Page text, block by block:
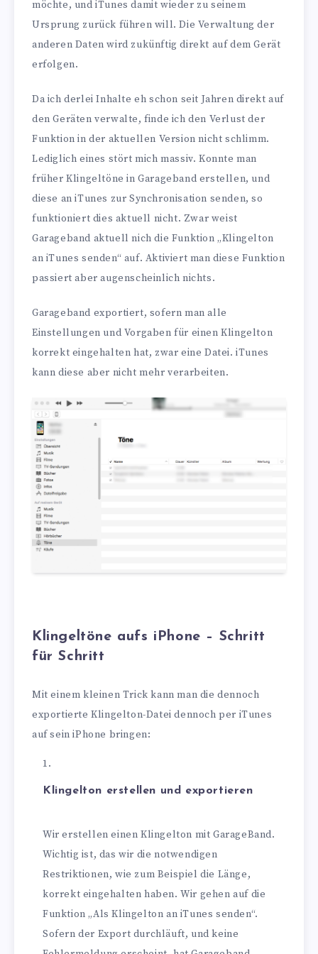
möchte, und iTunes damit wieder zu seinem
Ursprung zurück führen will. Die Verwaltung der
anderen Daten wird zukünftig direkt auf dem Gerät
erfolgen.
Da ich derlei Inhalte eh schon seit Jahren direkt auf
den Geräten verwalte, finde ich den Verlust der
Funktion in der aktuellen Version nicht schlimm.
Lediglich eines stört mich massiv. Konnte man
früher Klingeltöne in Garageband erstellen, und
diese an iTunes zur Synchronisation senden, so
funktioniert dies aktuell nicht. Zwar weist
Garageband aktuell nich die Funktion „Klingelton
an iTunes senden“ auf. Aktiviert man diese Funktion
passiert aber augenscheinlich nichts.
Garageband exportiert, sofern man alle
Einstellungen und Vorgaben für einen Klingelton
korrekt eingehalten hat, zwar eine Datei. iTunes
kann diese aber nicht mehr verarbeiten.
Klingeltöne aufs iPhone – Schritt
für Schritt
Mit einem kleinen Trick kann man die dennoch
exportierte Klingelton-Datei dennoch per iTunes
auf sein iPhone bringen:
Klingelton erstellen und exportieren
Wir erstellen einen Klingelton mit GarageBand.
Wichtig ist, das wir die notwendigen
Restriktionen, wie zum Beispiel die Länge,
korrekt eingehalten haben. Wir gehen auf die
Funktion „Als Klingelton an iTunes senden“.
Sofern der Export durchläuft, und keine